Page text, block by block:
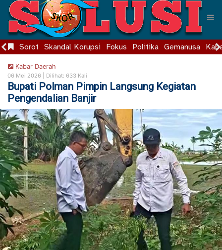
Sorot Skandal Korupsi Fokus Politika Gemanusa
Kabar Daerah
06 Mei 2026 | Dilihat: 633 Kali
Bupati Polman Pimpin Langsung Kegiatan
Pengendalian Banjir